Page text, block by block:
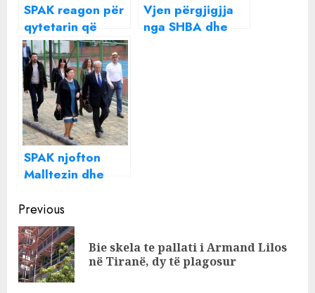
SPAK reagon për
qytetarin që
konsumoi
fotoksinë: Kërkoi
takim me
hetuesit e BKH-së
dhe u prit nga
oficeri i
informacionit
Vjen përgjigjja
nga SHBA dhe
SPAK njofton
Malltezin dhe
marrë në pyetje!
Continue
Reading
Previous
Bie skela te pallati i Armand Lilos
në Tiranë, dy të plagosur